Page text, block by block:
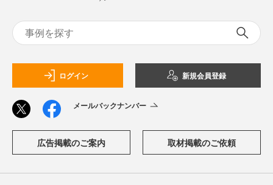
ログイン 新規会員登録
メールバックナンバー
広告掲載のご案内 取材掲載のご依頼